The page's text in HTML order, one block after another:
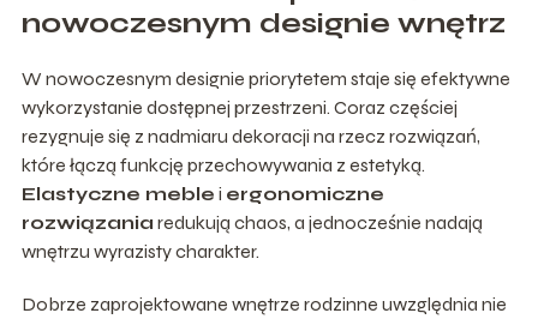
nowoczesnym designie wnętrz
W nowoczesnym designie priorytetem staje się efektywne
wykorzystanie dostępnej przestrzeni. Coraz częściej
rezygnuje się z nadmiaru dekoracji na rzecz rozwiązań,
które łączą funkcję przechowywania z estetyką.
Elastyczne meble i ergonomiczne
rozwiązania redukują chaos, a jednocześnie nadają
wnętrzu wyrazisty charakter.
Dobrze zaprojektowane wnętrze rodzinne uwzględnia nie